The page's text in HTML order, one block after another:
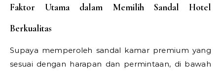
Faktor Utama dalam Memilih Sandal Hotel
Berkualitas
Supaya memperoleh sandal kamar premium yang
sesuai dengan harapan dan permintaan, di bawah